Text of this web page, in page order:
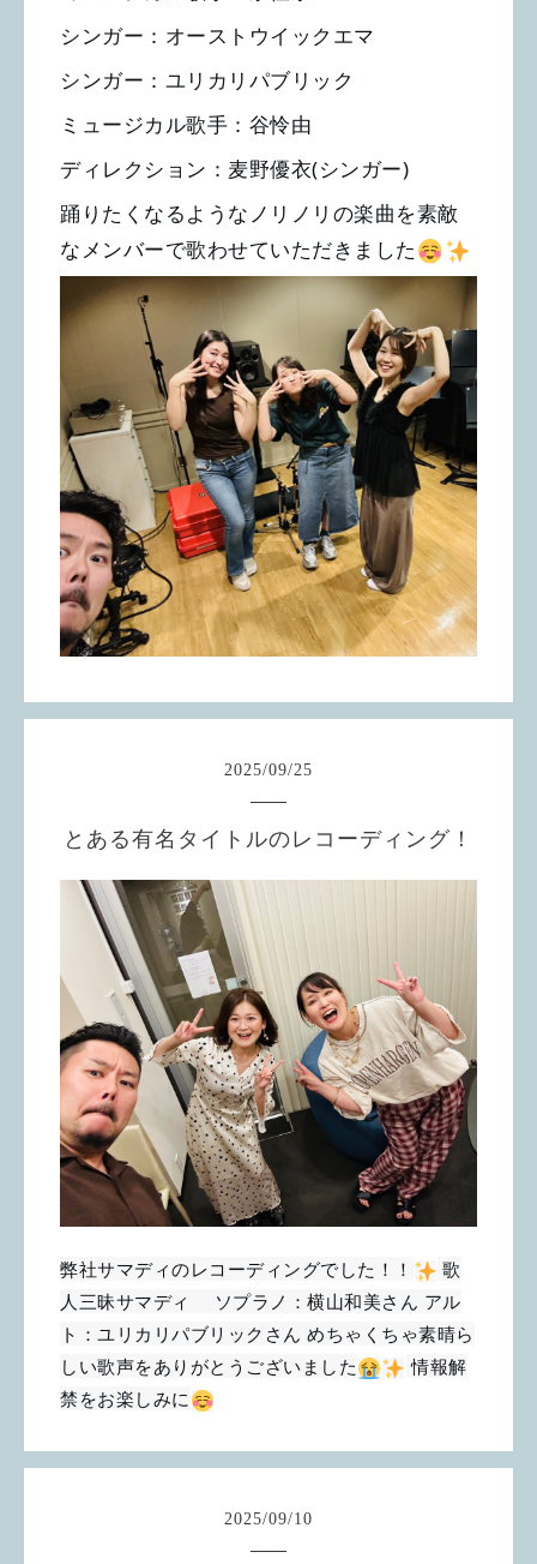
シンガー：オーストウイックエマ
シンガー：ユリカリパブリック
ミュージカル歌手：谷怜由
ディレクション：麦野優衣(シンガー)
踊りたくなるようなノリノリの楽曲を素敵
なメンバーで歌わせていただきました
2025/09/25
とある有名タイトルのレコーディング！
弊社サマディのレコーディングでした！！
歌
人三昧サマディ ソプラノ：横山和美さん アル
ト：ユリカリパブリックさん めちゃくちゃ素晴ら
しい歌声をありがとうございました
情報解
禁をお楽しみに
2025/09/10